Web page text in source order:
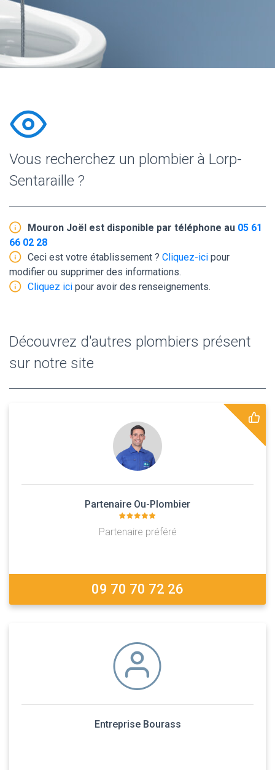
Vous recherchez un plombier à Lorp-
Sentaraille ?
Mouron Joël est disponible par téléphone au 05 61
66 02 28
Ceci est votre établissement ? Cliquez-ici pour
modifier ou supprimer des informations.
Cliquez ici pour avoir des renseignements.
Découvrez d'autres plombiers présent
sur notre site
Partenaire Ou-Plombier
Partenaire préféré
09 70 70 72 26
Entreprise Bourass